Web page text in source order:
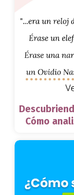
Cómo